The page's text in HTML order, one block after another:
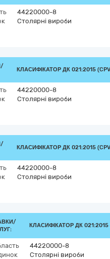
44220000-8
Столярні вироби
КЛАСИФІКАТОР ДК 021:2015
44220000-8
Столярні вироби
КЛАСИФІКАТОР ДК 021:2015
44220000-8
Столярні вироби
КЛАСИФІКАТОР ДК 021:2015
44220000-8
Столярні вироби